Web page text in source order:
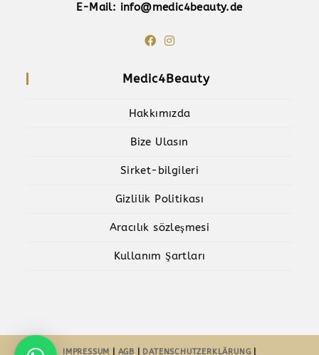
E-Mail: info@medic4beauty.de
Medic4Beauty
Hakkımızda
Bize Ulasın
Sirket-bilgileri
Gizlilik Politikası
Aracılık sözleşmesi
Kullanım Şartları
IMPRESSUM AGB DATENSCHUTZERKLÄRUNG